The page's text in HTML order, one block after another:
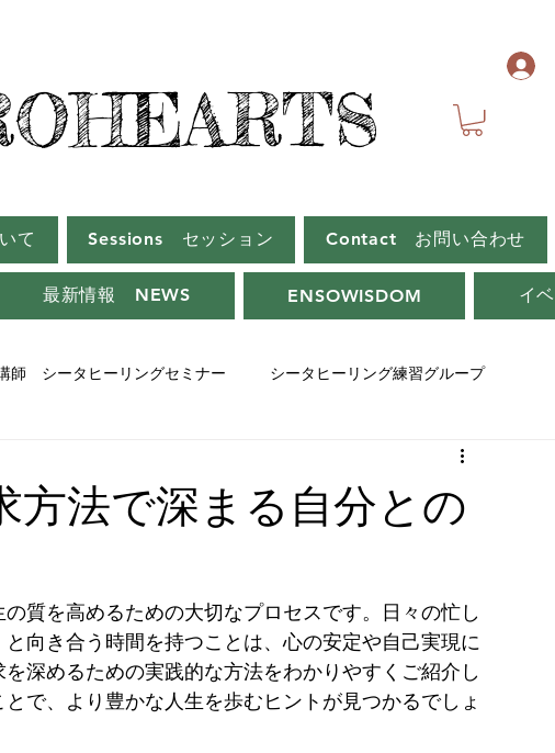
て Sessions セッション Contact お問い合わせ
最新情報 NEWS ENSOWISDOM イ
師 シータヒーリングセミナー シータヒーリング練習グループ
方法で深まる自分との
質を高めるための大切なプロセスです。日々の忙し
向き合う時間を持つことは、心の安定や自己実現に
深めるための実践的な方法をわかりやすくご紹介し
で、より豊かな人生を歩むヒントが見つかるでしょ